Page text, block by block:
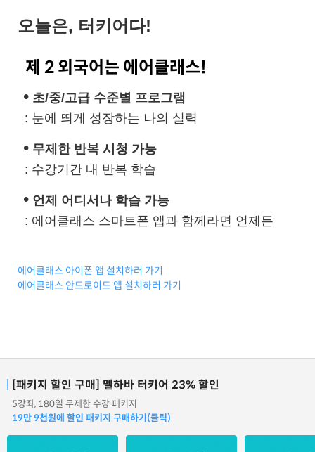
오늘은, 터키어다!
제 2 외국어는 에어클래스!
• 초/중/고급 수준별 프로그램
: 눈에 띄게 성장하는 나의 실력
• 무제한 반복 시청 가능
: 수강기간 내 반복 학습
• 언제 어디서나 학습 가능
: 에어클래스 스마트폰 앱과 함께라면 언제든
에어클래스 아이폰 앱 설치하러 가기
에어클래스 안드로이드 앱 설치하러 가기
[패키지 할인 구매] 멜하바 터키어 23% 할인
5강좌, 180일 무제한 수강 패키지
19만 9천원에 할인 패키지 구매하기(클릭)